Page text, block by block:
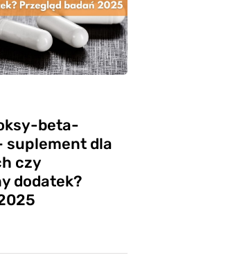
beta-
suplement dla
czy
dodatek?